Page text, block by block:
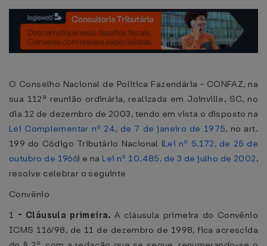
O Conselho Nacional de Política Fazendária - CONFAZ, na
sua 112ª reunião ordinária, realizada em Joinville, SC, no
dia 12 de dezembro de 2003, tendo em vista o disposto na
Lei Complementar nº 24, de 7 de janeiro de 1975, no art.
199 do Código Tributário Nacional (Lei nº 5.172, de 25 de
outubro de 1966) e na Lei nº 10.485, de 3 de julho de 2002,
resolve celebrar o seguinte
Convênio
1 - Cláusula primeira. A cláusula primeira do Convênio
ICMS 116/98, de 11 de dezembro de 1998, fica acrescida